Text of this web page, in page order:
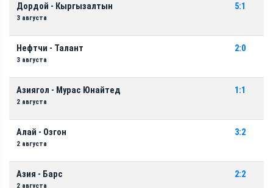
Дордой - Кыргызалтын
3 августа
5:1
Нефтчи - Талант
3 августа
2:0
Азиягол - Мурас Юнайтед
2 августа
1:1
Алай - Озгон
2 августа
3:2
Азия - Барс
2 августа
2:2